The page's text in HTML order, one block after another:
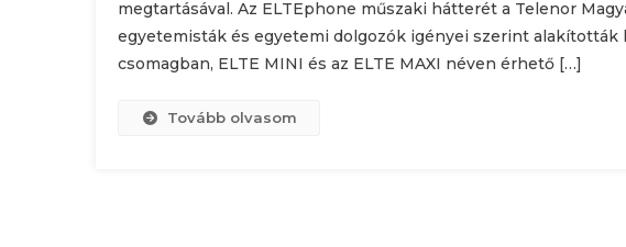
megtartásával. Az ELTEphone műszaki hátterét a Telenor
egyetemisták és egyetemi dolgozók igényei szerint alakították
csomagban, ELTE MINI és az ELTE MAXI néven érhető […]
Tovább olvasom